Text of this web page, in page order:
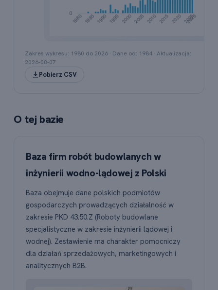
Zakres wykresu: 1980 do 2026 · Dane od: 1984 · Aktualizacja:
2026-08-07
Pobierz CSV
O tej bazie
Baza firm robót budowlanych w
inżynierii wodno-lądowej z Polski
Baza obejmuje dane polskich podmiotów
gospodarczych prowadzących działalność w
zakresie PKD 43.50.Z (Roboty budowlane
specjalistyczne w zakresie inżynierii lądowej i
wodnej). Zestawienie ma charakter pomocniczy
dla działań sprzedażowych, marketingowych i
analitycznych B2B.